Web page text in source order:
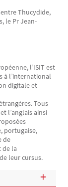
Thucydide,
le Pr Jean-
l’ISIT est
à l’international
digitale et
Tous
l’anglais ainsi
portugaise,
de
de la
leur cursus.